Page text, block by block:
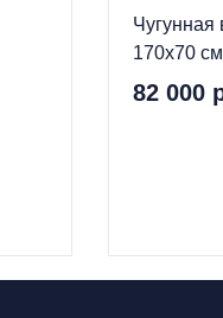
Чугунная
170x70
82 000